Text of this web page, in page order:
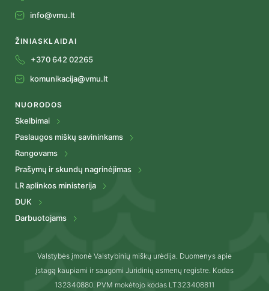
info@vmu.lt
ŽINIASKLAIDAI
+370 642 02265
komunikacija@vmu.lt
NUORODOS
Skelbimai
Paslaugos miškų savininkams
Rangovams
Prašymų ir skundų nagrinėjimas
LR aplinkos ministerija
DUK
Darbuotojams
Valstybės įmonė Valstybinių miškų urėdija. Duomenys apie
įstagą kaupiami ir saugomi Juridinių asmenų registre. Kodas
132340880. PVM mokėtojo kodas LT323408811